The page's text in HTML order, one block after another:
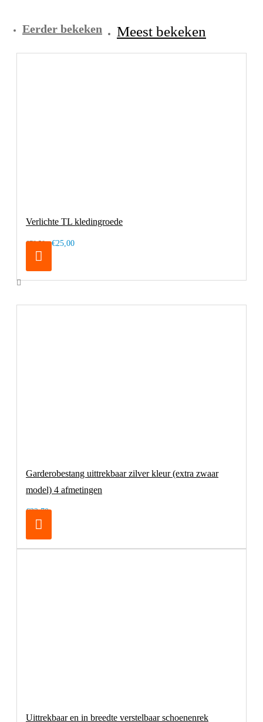
Eerder bekeken Meest bekeken
Verlichte TL kledingroede
€78,50 €25,00
Garderobestang uittrekbaar zilver kleur (extra zwaar
model) 4 afmetingen
€32,70
Uittrekbaar en in breedte verstelbaar schoenenrek